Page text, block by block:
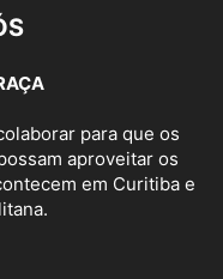
para que os
aproveitar os
em Curitiba e